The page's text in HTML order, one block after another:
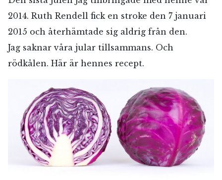
RÖSTA
E-post*
2014. Ruth Rendell fick en stroke den 7 januari
2015 och återhämtade sig aldrig från den.
Jag saknar våra jular tillsammans. Och
rödkålen. Här är hennes recept.